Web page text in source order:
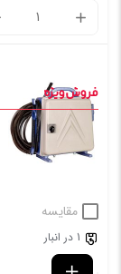
مقایسه
1 در انبار